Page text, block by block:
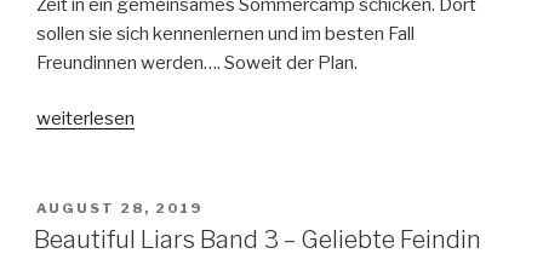
Zeit in ein gemeinsames Sommercamp schicken. Dort
sollen sie sich kennenlernen und im besten Fall
Freundinnen werden…. Soweit der Plan.
„An
Sternhai“
weiterlesen
VERÖFFENTLICHT
AM
AUGUST 28, 2019
Beautiful Liars Band 3 – Geliebte Feindin